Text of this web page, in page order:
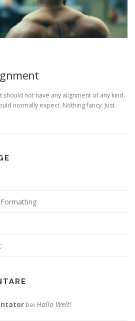
should not have any alignment of any kind.
normally expect. Nothing fancy. Just
bei Hallo Welt!